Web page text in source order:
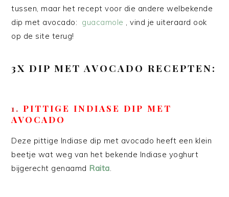
tussen, maar het recept voor die andere welbekende
dip met avocado: guacamole , vind je uiteraard ook
op de site terug!
3X DIP MET AVOCADO RECEPTEN:
1. PITTIGE INDIASE DIP MET
AVOCADO
Deze pittige Indiase dip met avocado heeft een klein
beetje wat weg van het bekende Indiase yoghurt
bijgerecht genaamd Raita.